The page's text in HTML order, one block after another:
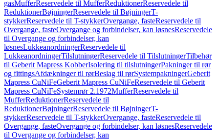
gasMufferReservedele til MufferReduktionerReservedele til
ReduktionerBøjningerReservedele til BøjningerT-
stykkerReservedele til T-stykkerOvergange, fasteReservedele til
Overgange, fasteOvergange og forbindelser, kan løsnesReservedele
til Overgange og forbindelser, kan
løsnesLukkeanordningerReservedele til
LukkeanordningerTilslutningerReservedele til TilslutningerTilbehør
til Geberit Mapress KobberIsolering til tilslutningerPakninger til rør
og fittingsAfdækninger til rørBeslag til rørSystempakningerGeberit
Mapress CuNiFeGeberit Mapress CuNiFeReservedele til Geberit
Mapress CuNiFeSystemrør 2.1972MufferReservedele til
MufferReduktionerReservedele til
ReduktionerBøjningerReservedele til BøjningerT-
stykkerReservedele til T-stykkerOvergange, fasteReservedele til
Overgange, fasteOvergange og forbindelser, kan løsnesReservedele
til Overgange og forbindelser, kan